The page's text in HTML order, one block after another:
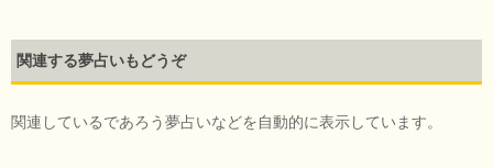
関連する夢占いもどうぞ
関連しているであろう夢占いなどを自動的に表示しています。